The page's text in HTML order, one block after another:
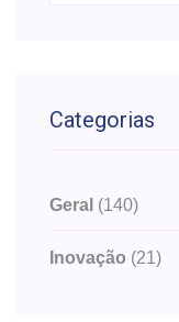
Categorias
Geral (140)
Inovação (21)